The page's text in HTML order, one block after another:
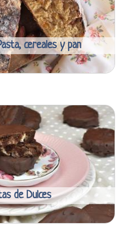
cereales y pan
de Dulces